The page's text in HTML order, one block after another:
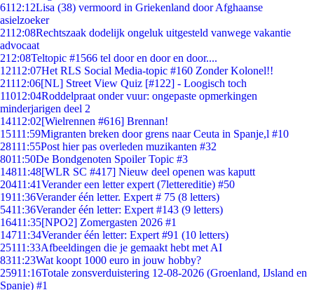
6112:12Lisa (38) vermoord in Griekenland door Afghaanse
asielzoeker
2112:08Rechtszaak dodelijk ongeluk uitgesteld vanwege vakantie
advocaat
212:08Teltopic #1566 tel door en door en door....
12112:07Het RLS Social Media-topic #160 Zonder Kolonel!!
21112:06[NL] Street View Quiz [#122] - Loogisch toch
11012:04Roddelpraat onder vuur: ongepaste opmerkingen
minderjarigen deel 2
14112:02[Wielrennen #616] Brennan!
15111:59Migranten breken door grens naar Ceuta in Spanje,l #10
28111:55Post hier pas overleden muzikanten #32
8011:50De Bondgenoten Spoiler Topic #3
14811:48[WLR SC #417] Nieuw deel openen was kaputt
20411:41Verander een letter expert (7lettereditie) #50
1911:36Verander één letter. Expert # 75 (8 letters)
5411:36Verander één letter: Expert #143 (9 letters)
16411:35[NPO2] Zomergasten 2026 #1
14711:34Verander één letter: Expert #91 (10 letters)
25111:33Afbeeldingen die je gemaakt hebt met AI
8311:23Wat koopt 1000 euro in jouw hobby?
25911:16Totale zonsverduistering 12-08-2026 (Groenland, IJsland en
Spanje) #1